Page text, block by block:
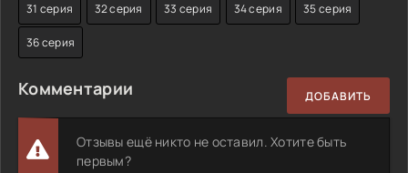
31 серия 32 серия 33 серия 34 серия 35 серия
36 серия
Комментарии ДОБАВИТЬ
Отзывы ещё никто не оставил. Хотите быть
первым?